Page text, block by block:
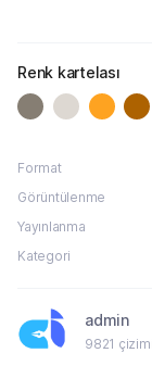
Renk kartelası
Format
Görüntülenme
Yayınlanma
Kategori
admin
9821